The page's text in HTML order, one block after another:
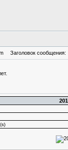
Заголовок сообщения: